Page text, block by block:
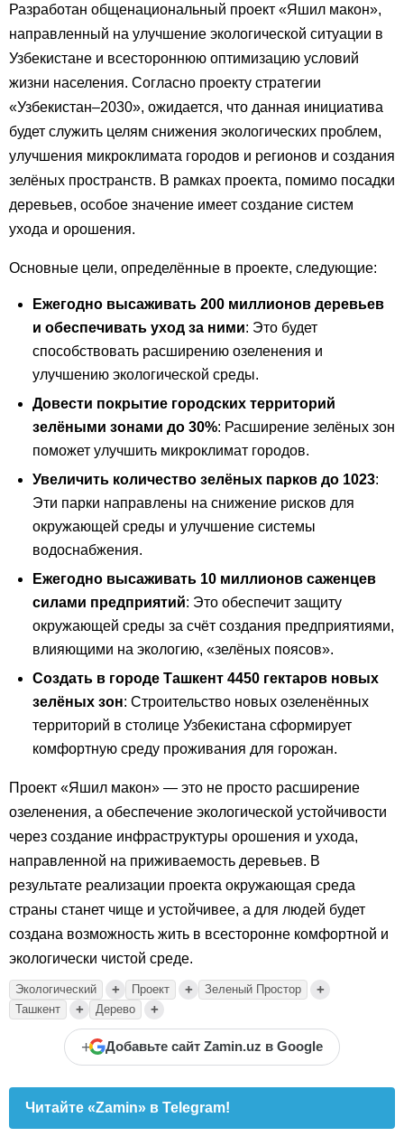
Разработан общенациональный проект «Яшил макон»,
направленный на улучшение экологической ситуации в
Узбекистане и всестороннюю оптимизацию условий
жизни населения. Согласно проекту стратегии
«Узбекистан–2030», ожидается, что данная инициатива
будет служить целям снижения экологических проблем,
улучшения микроклимата городов и регионов и создания
зелёных пространств. В рамках проекта, помимо посадки
деревьев, особое значение имеет создание систем
ухода и орошения.
Основные цели, определённые в проекте, следующие:
Ежегодно высаживать 200 миллионов деревьев
и обеспечивать уход за ними: Это будет
способствовать расширению озеленения и
улучшению экологической среды.
Довести покрытие городских территорий
зелёными зонами до 30%: Расширение зелёных зон
поможет улучшить микроклимат городов.
Увеличить количество зелёных парков до 1023:
Эти парки направлены на снижение рисков для
окружающей среды и улучшение системы
водоснабжения.
Ежегодно высаживать 10 миллионов саженцев
силами предприятий: Это обеспечит защиту
окружающей среды за счёт создания предприятиями,
влияющими на экологию, «зелёных поясов».
Создать в городе Ташкент 4450 гектаров новых
зелёных зон: Строительство новых озеленённых
территорий в столице Узбекистана сформирует
комфортную среду проживания для горожан.
Проект «Яшил макон» — это не просто расширение
озеленения, а обеспечение экологической устойчивости
через создание инфраструктуры орошения и ухода,
направленной на приживаемость деревьев. В
результате реализации проекта окружающая среда
страны станет чище и устойчивее, а для людей будет
создана возможность жить в всесторонне комфортной и
экологически чистой среде.
Экологический + Проект + Зеленый Простор +
Ташкент + Дерево +
+ Добавьте сайт Zamin.uz в Google
Читайте «Zamin» в Telegram!